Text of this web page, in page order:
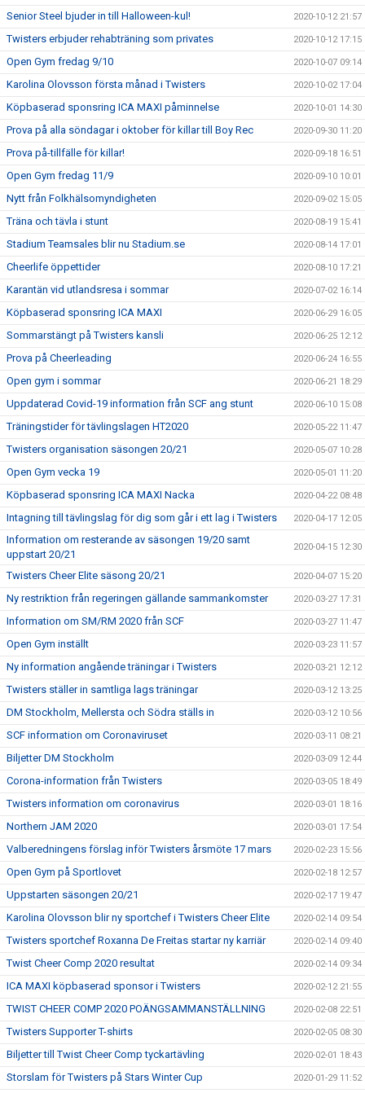
Senior Steel bjuder in till Halloween-kul! 2020-10-12 21:57
Twisters erbjuder rehabträning som privates 2020-10-12 17:15
Open Gym fredag 9/10 2020-10-07 09:14
Karolina Olovsson första månad i Twisters 2020-10-02 17:04
Köpbaserad sponsring ICA MAXI påminnelse 2020-10-01 14:30
Prova på alla söndagar i oktober för killar till Boy Rec 2020-09-30 11:20
Prova på-tillfälle för killar! 2020-09-18 16:51
Open Gym fredag 11/9 2020-09-10 10:01
Nytt från Folkhälsomyndigheten 2020-09-02 15:05
Träna och tävla i stunt 2020-08-19 15:41
Stadium Teamsales blir nu Stadium.se 2020-08-14 17:01
Cheerlife öppettider 2020-08-10 17:21
Karantän vid utlandsresa i sommar 2020-07-02 16:14
Köpbaserad sponsring ICA MAXI 2020-06-29 16:05
Sommarstängt på Twisters kansli 2020-06-25 12:12
Prova på Cheerleading 2020-06-24 16:55
Open gym i sommar 2020-06-21 18:29
Uppdaterad Covid-19 information från SCF ang stunt 2020-06-10 15:08
Träningstider för tävlingslagen HT2020 2020-05-22 11:47
Twisters organisation säsongen 20/21 2020-05-07 10:28
Open Gym vecka 19 2020-05-01 11:20
Köpbaserad sponsring ICA MAXI Nacka 2020-04-22 08:48
Intagning till tävlingslag för dig som går i ett lag i Twisters 2020-04-17 12:05
Information om resterande av säsongen 19/20 samt
uppstart 20/21
2020-04-15 12:30
Twisters Cheer Elite säsong 20/21 2020-04-07 15:20
Ny restriktion från regeringen gällande sammankomster 2020-03-27 17:31
Information om SM/RM 2020 från SCF 2020-03-27 11:47
Open Gym inställt 2020-03-23 11:57
Ny information angående träningar i Twisters 2020-03-21 12:12
Twisters ställer in samtliga lags träningar 2020-03-12 13:25
DM Stockholm, Mellersta och Södra ställs in 2020-03-12 10:56
SCF information om Coronaviruset 2020-03-11 08:21
Biljetter DM Stockholm 2020-03-09 12:44
Corona-information från Twisters 2020-03-05 18:49
Twisters information om coronavirus 2020-03-01 18:16
Northern JAM 2020 2020-03-01 17:54
Valberedningens förslag inför Twisters årsmöte 17 mars 2020-02-23 15:56
Open Gym på Sportlovet 2020-02-18 12:57
Uppstarten säsongen 20/21 2020-02-17 19:47
Karolina Olovsson blir ny sportchef i Twisters Cheer Elite 2020-02-14 09:54
Twisters sportchef Roxanna De Freitas startar ny karriär 2020-02-14 09:40
Twist Cheer Comp 2020 resultat 2020-02-14 09:34
ICA MAXI köpbaserad sponsor i Twisters 2020-02-12 21:55
TWIST CHEER COMP 2020 POÄNGSAMMANSTÄLLNING 2020-02-08 22:51
Twisters Supporter T-shirts 2020-02-05 08:30
Biljetter till Twist Cheer Comp tyckartävling 2020-02-01 18:43
Storslam för Twisters på Stars Winter Cup 2020-01-29 11:52